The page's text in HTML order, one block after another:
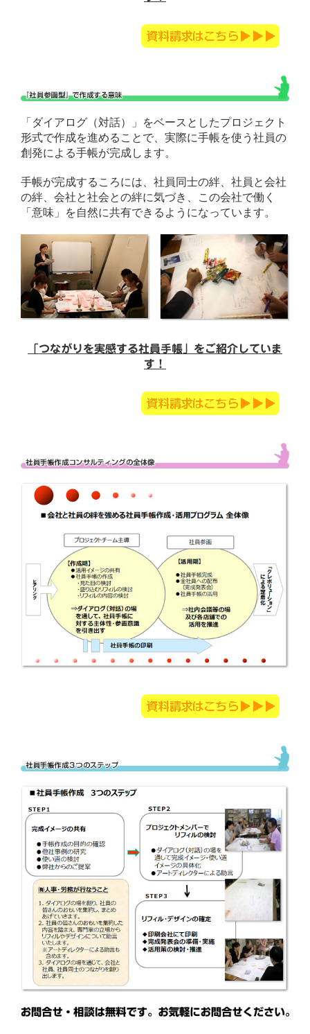
「ダイアログ（対話）」をベースとしたプロジェクト
形式で作成を進めることで、実際に手帳を使う社員の
創発による手帳が完成します。
手帳が完成するころには、社員同士の絆、社員と会社
の絆、会社と社会との絆に気づき、この会社で働く
「意味」を自然に共有できるようになっています。
「つながりを実感する社員手帳」をご紹介していま
す！